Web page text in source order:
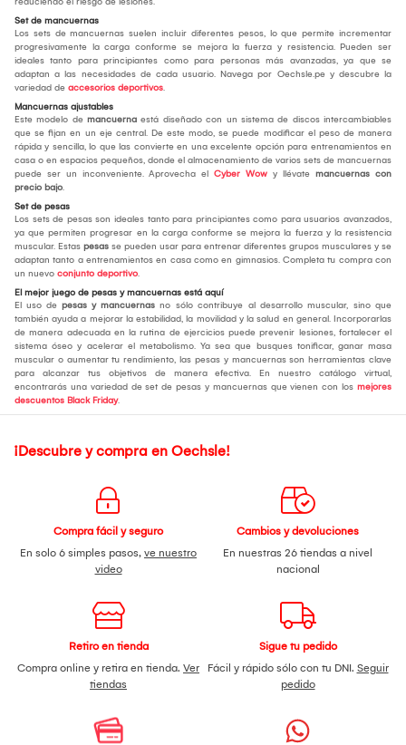
Set de mancuernas
Los sets de mancuernas suelen incluir diferentes pesos, lo que permite incrementar
progresivamente la carga conforme se mejora la fuerza y resistencia. Pueden ser
ideales tanto para principiantes como para personas más avanzadas, ya que se
adaptan a las necesidades de cada usuario. Navega por Oechsle.pe y descubre la
variedad de accesorios deportivos.
Mancuernas ajustables
Este modelo de mancuerna está diseñado con un sistema de discos intercambiables
que se fijan en un eje central. De este modo, se puede modificar el peso de manera
rápida y sencilla, lo que las convierte en una excelente opción para entrenamientos en
casa o en espacios pequeños, donde el almacenamiento de varios sets de mancuernas
puede ser un inconveniente. Aprovecha el Cyber Wow y llévate mancuernas con
precio bajo.
Set de pesas
Los sets de pesas son ideales tanto para principiantes como para usuarios avanzados,
ya que permiten progresar en la carga conforme se mejora la fuerza y la resistencia
muscular. Estas pesas se pueden usar para entrenar diferentes grupos musculares y se
adaptan tanto a entrenamientos en casa como en gimnasios. Completa tu compra con
un nuevo conjunto deportivo.
El mejor juego de pesas y mancuernas está aquí
El uso de pesas y mancuernas no sólo contribuye al desarrollo muscular, sino que
también ayuda a mejorar la estabilidad, la movilidad y la salud en general. Incorporarlas
de manera adecuada en la rutina de ejercicios puede prevenir lesiones, fortalecer el
sistema óseo y acelerar el metabolismo. Ya sea que busques tonificar, ganar masa
muscular o aumentar tu rendimiento, las pesas y mancuernas son herramientas clave
para alcanzar tus objetivos de manera efectiva. En nuestro catálogo virtual,
encontrarás una variedad de set de pesas y mancuernas que vienen con los mejores
descuentos Black Friday.
¡Descubre y compra en Oechsle!
Compra fácil y seguro
En solo 6 simples pasos, ve nuestro
video
Cambios y devoluciones
En nuestras 26 tiendas a nivel
nacional
Retiro en tienda
Compra online y retira en tienda. Ver
tiendas
Sigue tu pedido
Fácil y rápido sólo con tu DNI. Seguir
pedido